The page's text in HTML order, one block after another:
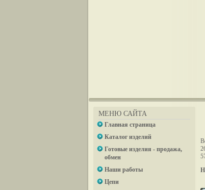
МЕНЮ САЙТА
Главная страница
Каталог изделий
Готовые изделия - продажа,
обмен
Наши работы
Цепи